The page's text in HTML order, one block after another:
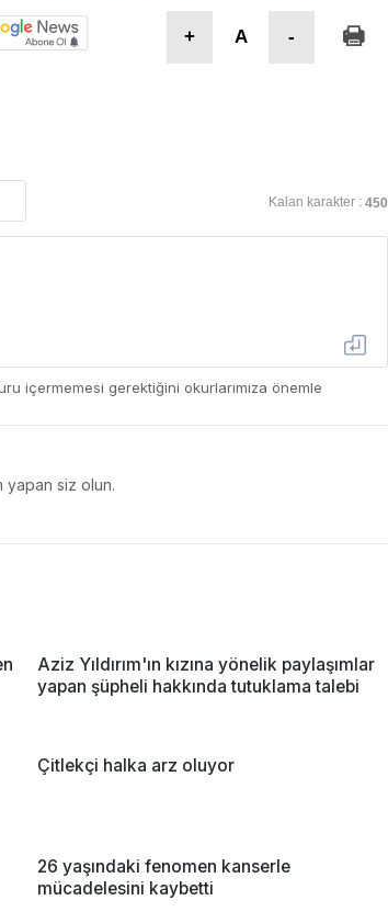
+ A -
Kalan karakter : 450
içermemesi gerektiğini okurlarımıza önemle
yapan siz olun.
Aziz Yıldırım'ın kızına yönelik paylaşımlar
yapan şüpheli hakkında tutuklama talebi
Çitlekçi halka arz oluyor
26 yaşındaki fenomen kanserle
mücadelesini kaybetti